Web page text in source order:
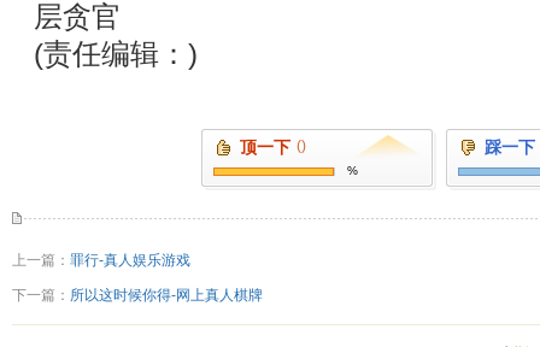
层贪官
(责任编辑：)
顶一下 ()
%
踩一下
上一篇： 罪行-真人娱乐游戏
下一篇： 所以这时候你得-网上真人棋牌